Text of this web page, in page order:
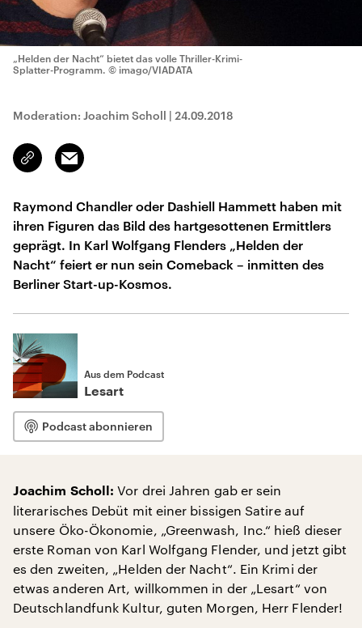
„Helden der Nacht“ bietet das volle Thriller-Krimi-
Splatter-Programm. © imago/VIADATA
Moderation: Joachim Scholl | 24.09.2018
Link
kopieren/teilen
Email
Raymond Chandler oder Dashiell Hammett haben mit
ihren Figuren das Bild des hartgesottenen Ermittlers
geprägt. In Karl Wolfgang Flenders „Helden der
Nacht“ feiert er nun sein Comeback – inmitten des
Berliner Start-up-Kosmos.
Aus dem Podcast
Lesart
Podcast abonnieren
Joachim Scholl: Vor drei Jahren gab er sein
literarisches Debüt mit einer bissigen Satire auf
unsere Öko-Ökonomie, „Greenwash, Inc.“ hieß dieser
erste Roman von Karl Wolfgang Flender, und jetzt gibt
es den zweiten, „Helden der Nacht“. Ein Krimi der
etwas anderen Art, willkommen in der „Lesart“ von
Deutschlandfunk Kultur, guten Morgen, Herr Flender!